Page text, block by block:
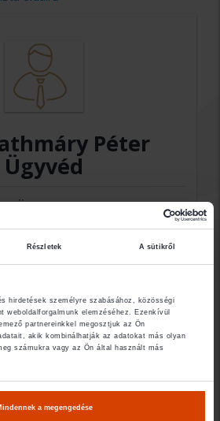
Részletek A sütikről
hirdetések személyre szabásához, közösségi
weboldalforgalmunk elemzéséhez. Ezenkívül
partnereinkkel megosztjuk az Ön
akik kombinálhatják az adatokat más olyan
számukra vagy az Ön által használt más
a megengedése
Péter
Ügyvéd
Ügyvéd
találja a keresett ügyvéd
telefon), abban az esetben